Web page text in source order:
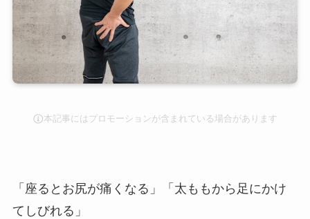
本記事にはプロモーションが含まれている場合があります
「座るとお尻が痛くなる」「太ももから足にかけ
てしびれる」